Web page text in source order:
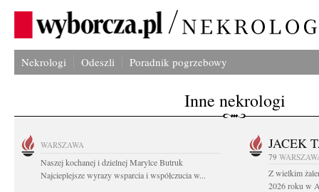
Nekrologi Odeszli Poradnik pogrzebowy
Inne nekrologi
WARSZAWA
Naszej kochanej i dzielnej Marylce Butruk
Najcieplejsze wyrazy wsparcia i współczucia w...
JACEK
79
Z wielkim
2026 roku w